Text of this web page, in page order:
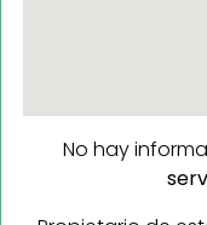
No hay